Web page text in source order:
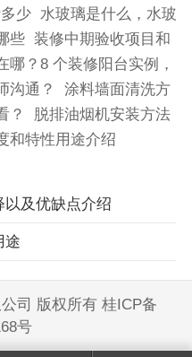
少 水玻璃是什么，水玻
些 装修中期验收项目和
哪？8 个装修阳台实例，
沟通？
涂料墙面清洗方
？
脱排油烟机安装方法
和特性用途介绍
及优缺点介绍
途
司 版权所有 桂ICP备
号